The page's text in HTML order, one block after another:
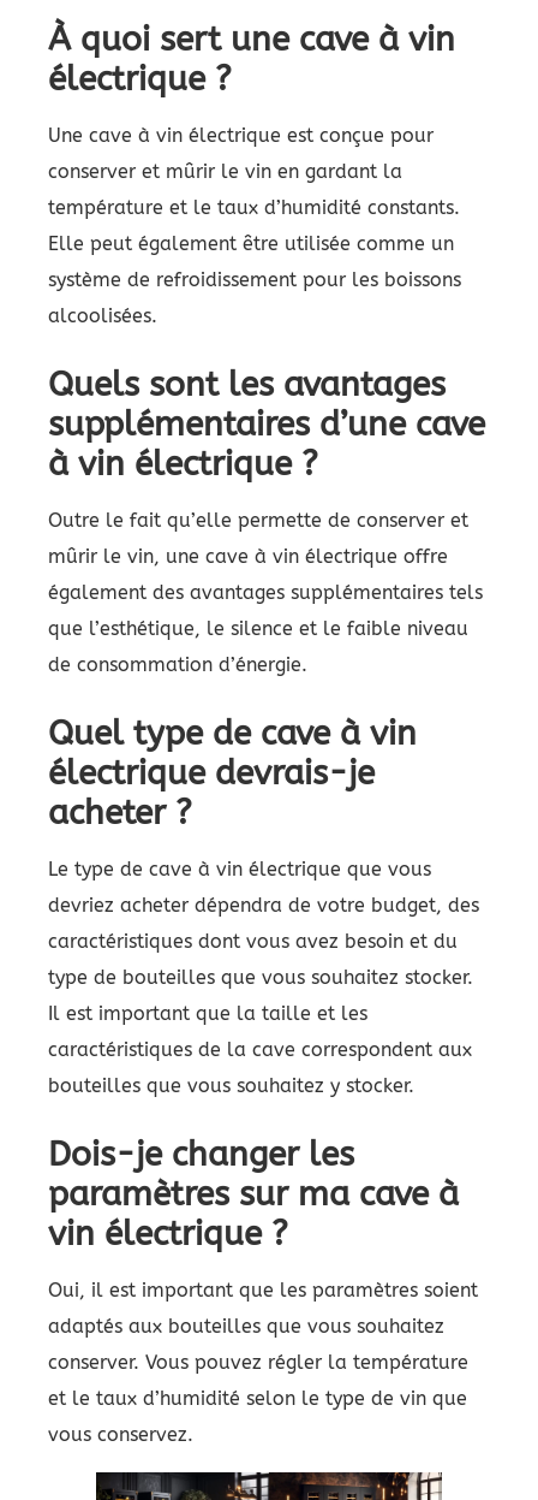
À quoi sert une cave à vin
électrique ?
Une cave à vin électrique est conçue pour
conserver et mûrir le vin en gardant la
température et le taux d’humidité constants.
Elle peut également être utilisée comme un
système de refroidissement pour les boissons
alcoolisées.
Quels sont les avantages
supplémentaires d’une cave
à vin électrique ?
Outre le fait qu’elle permette de conserver et
mûrir le vin, une cave à vin électrique offre
également des avantages supplémentaires tels
que l’esthétique, le silence et le faible niveau
de consommation d’énergie.
Quel type de cave à vin
électrique devrais-je
acheter ?
Le type de cave à vin électrique que vous
devriez acheter dépendra de votre budget, des
caractéristiques dont vous avez besoin et du
type de bouteilles que vous souhaitez stocker.
Il est important que la taille et les
caractéristiques de la cave correspondent aux
bouteilles que vous souhaitez y stocker.
Dois-je changer les
paramètres sur ma cave à
vin électrique ?
Oui, il est important que les paramètres soient
adaptés aux bouteilles que vous souhaitez
conserver. Vous pouvez régler la température
et le taux d’humidité selon le type de vin que
vous conservez.